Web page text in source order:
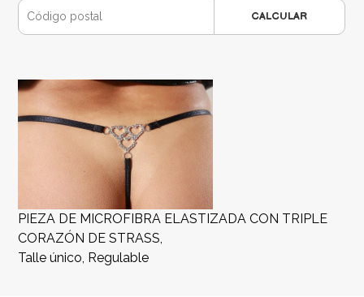
CALCULAR
PIEZA DE MICROFIBRA ELASTIZADA CON TRIPLE
CORAZÓN DE STRASS,
Talle único, Regulable